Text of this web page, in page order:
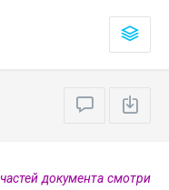
документа смотри